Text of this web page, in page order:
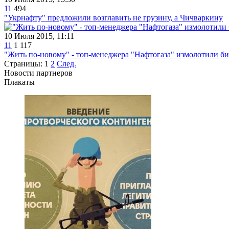
11 494
"Укрнафту" предложили возглавить не грузину, а Чичваркину
10 Июля 2015, 11:11
11 1 117
"Жить по-новому" - топ-менеджера "Нафтогаза" измолотили
Страницы: 1 2 След.
Новости партнеров
Плакаты